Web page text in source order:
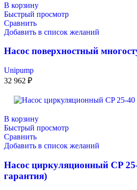
В корзину
Быстрый просмотр
Сравнить
Добавить в список желаний
Насос поверхностный
Unipump
32 962 ₽
В корзину
Быстрый просмотр
Сравнить
Добавить в список желаний
Насос циркуляционный CP
гарантия)